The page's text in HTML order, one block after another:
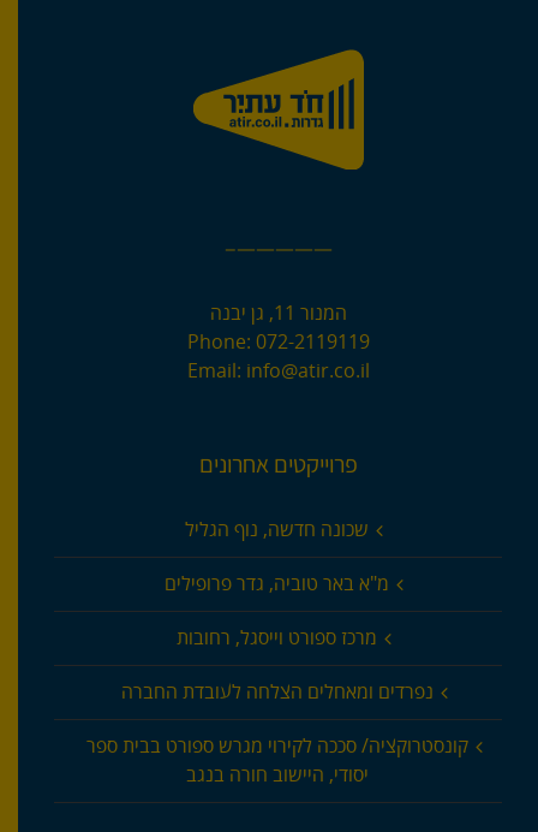
—————–
המנור 11, גן יבנה
Phone: 072-2119119
Email: info@atir.co.il
פרוייקטים אחרונים
שכונה חדשה, נוף הגליל
מ"א באר טוביה, גדר פרופילים
מרכז ספורט וייסגל, רחובות
נפרדים ומאחלים הצלחה לעובדת החברה
קונסטרוקציה/ סככה לקירוי מגרש ספורט בבית ספר
יסודי, היישוב חורה בנגב